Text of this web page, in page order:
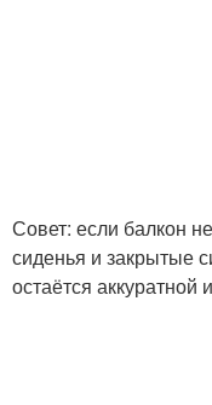
Совет: если балкон
сиденья и закрытые
остаётся аккуратной